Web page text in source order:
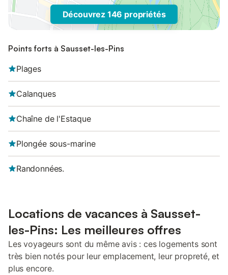
Découvrez 146 propriétés
Points forts à Sausset-les-Pins
Plages
Calanques
Chaîne de l'Estaque
Plongée sous-marine
Randonnées.
Locations de vacances à Sausset-
les-Pins: Les meilleures offres
Les voyageurs sont du même avis : ces logements sont
très bien notés pour leur emplacement, leur propreté, et
plus encore.